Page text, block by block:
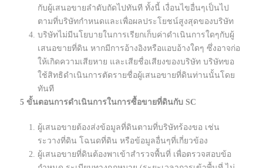
กับผู้เสนอขายลำดับถัดไปทันที ทั้งนี้ เงื่อนไขอื่นๆเป็นไป
ตามที่บริษัทกำหนดและเพื่อผลประโยชน์สูงสุดของบริษัท
บริษัทไม่มีนโยบายในการเรียกเก็บค่าดำเนินการใดๆกับผู้
เสนอขายที่ดิน หากมีการอ้างอิงหรือแอบอ้างใดๆ ซึ่งอาจก่อ
ให้เกิดความเสียหาย และเสียชื่อเสียงของบริษัท บริษัทขอ
ใช้สิทธิดำเนินการตัดรายชื่อผู้เสนอขายที่ดินท่านนั้นโดย
ทันที
5 ขั้นตอนการดำเนินการในการซื้อขายที่ดินกับ SC
ผู้เสนอขายต้องส่งข้อมูลที่ดินตามที่บริษัทร้องขอ เช่น
ระวางที่ดิน โฉนดที่ดิน หรือข้อมูลอื่นๆที่เกี่ยวข้อง
ผู้เสนอขายที่ดินต้องพาเข้าสำรวจพื้นที่ เพื่อตรวจสอบข้อ